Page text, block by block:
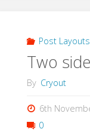
Post Layouts
Two
By Cryout
6th
0